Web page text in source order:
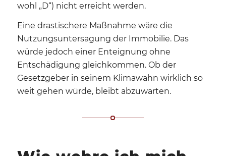
wohl „D“) nicht erreicht werden.
Eine drastischere Maßnahme wäre die
Nutzungsuntersagung der Immobilie. Das
würde jedoch einer Enteignung ohne
Entschädigung gleichkommen. Ob der
Gesetzgeber in seinem Klimawahn wirklich so
weit gehen würde, bleibt abzuwarten.